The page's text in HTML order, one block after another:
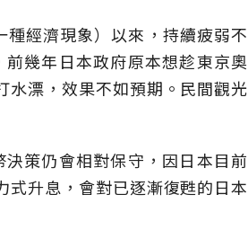
經濟現象）以來，持續疲弱不
幾年日本政府原本想趁東京奧
水漂，效果不如預期。民間觀光
策仍會相對保守，因日本目前
式升息，會對已逐漸復甦的日本